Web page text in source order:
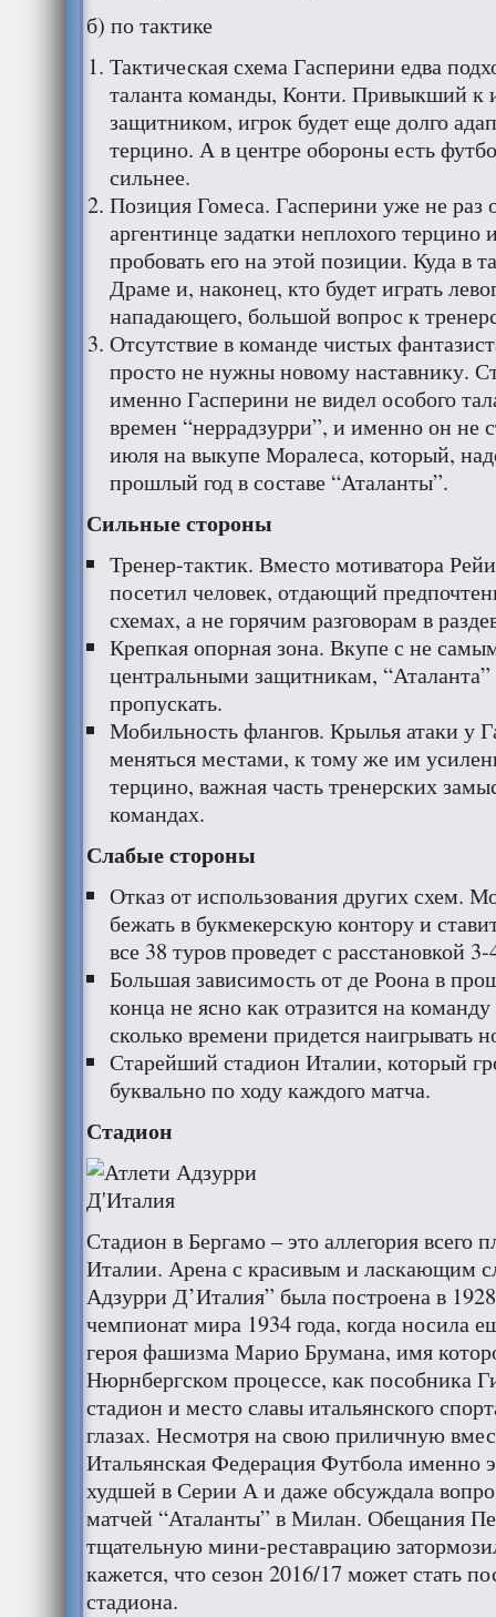
б) по тактике
Тактическая схема Гасперини едва
таланта команды, Конти. Привыкший к
защитником, игрок будет еще долго
терцино. А в центре обороны есть
сильнее.
Позиция Гомеса. Гасперини уже не раз
аргентинце задатки неплохого терцино
пробовать его на этой позиции. Куда в
Драме и, наконец, кто будет играть
нападающего, большой вопрос к
Отсутствие в команде чистых
просто не нужны новому наставнику.
именно Гасперини не видел особого
времен “неррадзурри”, и именно он не
июля на выкупе Моралеса, который,
прошлый год в составе “Аталанты”.
Сильные стороны
Тренер-тактик. Вместо мотиватора
посетил человек, отдающий
схемах, а не горячим разговорам в
Крепкая опорная зона. Вкупе с не
центральными защитникам,
пропускать.
Мобильность флангов. Крылья атаки у
меняться местами, к тому же им
терцино, важная часть тренерских
командах.
Слабые стороны
Отказ от использования других схем.
бежать в букмекерскую контору и
все 38 туров проведет с расстановкой
Большая зависимость от де Роона в
конца не ясно как отразится на
сколько времени придется наигрывать
Старейший стадион Италии, который
буквально по ходу каждого матча.
Стадион
Стадион в Бергамо – это аллегория всего
Италии. Арена с красивым и ласкающим
Адзурри Д’Италия” была построена в
чемпионат мира 1934 года, когда носила
героя фашизма Марио Брумана, имя
Нюрнбергском процессе, как пособника
стадион и место славы итальянского
глазах. Несмотря на свою приличную
Итальянская Федерация Футбола именно
худшей в Серии А и даже обсуждала
матчей “Аталанты” в Милан. Обещания
тщательную мини-реставрацию
кажется, что сезон 2016/17 может стать
стадиона.